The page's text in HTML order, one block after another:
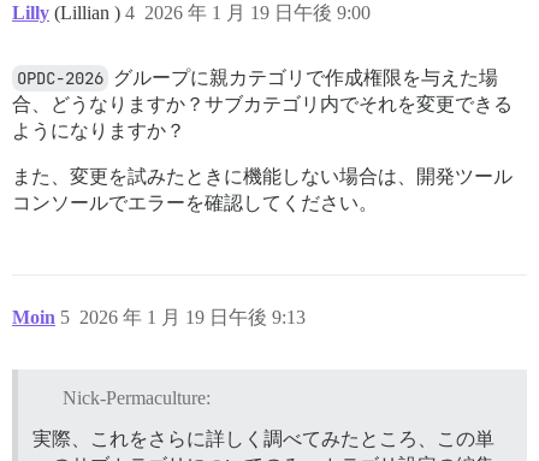
Lilly (Lillian ) 2026 年 1 月 19 日午後 9:00
4
OPDC-2026 グループに親カテゴリで作成権限を与えた場
合、どうなりますか？サブカテゴリ内でそれを変更できる
ようになりますか？
また、変更を試みたときに機能しない場合は、開発ツール
コンソールでエラーを確認してください。
Moin 2026 年 1 月 19 日午後 9:13
5
Nick-Permaculture:
実際、これをさらに詳しく調べてみたところ、この単